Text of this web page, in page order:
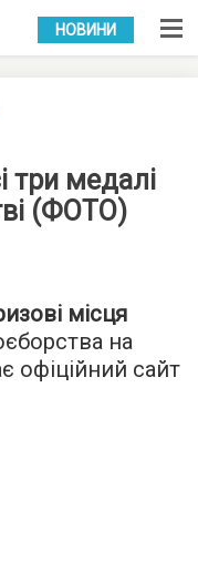
УКР РУС
НОВИНИ
три медалі
(ФОТО)
місця
на
офіційний сайт